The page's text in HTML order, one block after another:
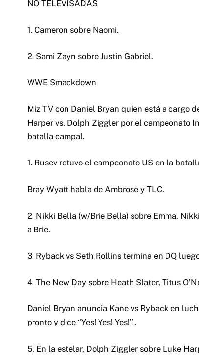
NO TELEVISADAS
1. Cameron sobre Naomi.
2. Sami Zayn sobre Justin Gabriel.
WWE Smackdown
Miz TV con Daniel Bryan quien está a cargo
Harper vs. Dolph Ziggler por el campeonato
batalla campal.
1. Rusev retuvo el campeonato US en la
Bray Wyatt habla de Ambrose y TLC.
2. Nikki Bella (w/Brie Bella) sobre Emma.
a Brie.
3. Ryback vs Seth Rollins termina en DQ
4. The New Day sobre Heath Slater, Titus
Daniel Bryan anuncia Kane vs Ryback en
pronto y dice “Yes! Yes! Yes!”..
5. En la estelar, Dolph Ziggler sobre Luke